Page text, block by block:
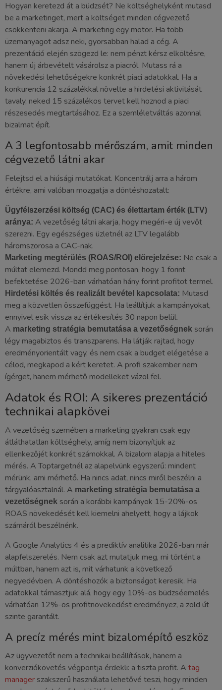
Hogyan keretezd át a büdzsét? Ne költséghelyként mutasd
be a marketinget, mert a költséget minden cégvezető
csökkenteni akarja. A marketing egy motor. Ha több
üzemanyagot adsz neki, gyorsabban halad a cég. A
prezentáció elején szögezd le: nem pénzt kérsz elköltésre,
hanem új árbevételt vásárolsz a piacról. Mutass rá a
növekedési lehetőségekre konkrét piaci adatokkal. Ha a
konkurencia 12 százalékkal növelte a hirdetési aktivitását
tavaly, neked 15 százalékos tervet kell hoznod a piaci
részesedés megtartásához. Ez a szemléletváltás azonnal
bizalmat épít.
A 3 legfontosabb mérőszám, amit minden
cégvezető látni akar
Felejtsd el a hiúsági mutatókat. Koncentrálj arra a három
értékre, ami valóban mozgatja a döntéshozatalt:
Ügyfélszerzési költség (CAC) és élettartam érték (LTV)
aránya: A vezetőség látni akarja, hogy megéri-e új vevőt
szerezni. Egy egészséges üzletnél az LTV legalább
háromszorosa a CAC-nak.
Marketing megtérülés (ROAS/ROI) előrejelzése: Ne csak a
múltat elemezd. Mondd meg pontosan, hogy 1 forint
befektetése 2026-ban várhatóan hány forint profitot termel.
Hirdetési költés és realizált bevétel kapcsolata: Mutasd
meg a közvetlen összefüggést. Ha leállítjuk a kampányokat,
ennyivel esik vissza az értékesítés 30 napon belül.
A marketing stratégia bemutatása a vezetőségnek során
légy magabiztos és transzparens. Ha látják rajtad, hogy
eredményorientált vagy, és nem csak a budget elégetése a
célod, megkapod a kért keretet. A profi szakember nem
ígérget, hanem mérhető modelleket vázol fel.
Adatok és ROI: A sikeres prezentáció
technikai alapkövei
A vezetőség szemében a marketing gyakran csak egy
átláthatatlan költséghely, amíg nem bizonyítjuk az
ellenkezőjét konkrét számokkal. A bizalom alapja a hiteles
mérés. A Toptargetnél az alapelvünk egyszerű: mindent
mérünk, ami mérhető. Ha nincs adat, nincs miről beszélni a
tárgyalóasztalnál. A marketing stratégia bemutatása a
vezetőségnek során a korábbi kampányok 15-20%-os
ROAS növekedését kell kiemelni ahelyett, hogy a lájkok
számáról beszélnénk.
A Google Analytics 4 és a prediktív analitika 2026-ban már
alapfelszerelés. Nem csak azt mutatjuk meg, mi történt a
múltban, hanem azt is, mit várhatunk a következő
negyedévben. A döntéshozók a biztonságot keresik. Ha
adatokkal támasztjuk alá, hogy egy 10%-os büdzséemelés
várhatóan 12%-os profitnövekedést eredményez, a zöld út
szinte garantált.
A precíz mérés mint bizalomépítő eszköz
Az ügyvezetőt nem a technikai beállítások, hanem a
konverziókövetés végpontja érdekli: a tiszta profit. A tag
manager szakszerű használata lehetővé teszi, hogy minden